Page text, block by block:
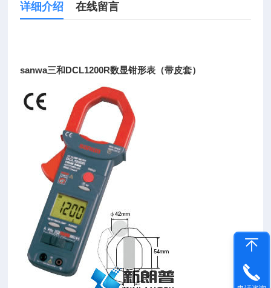
详细介绍 在线留言
sanwa三和DCL1200R数显钳形表（带皮套）